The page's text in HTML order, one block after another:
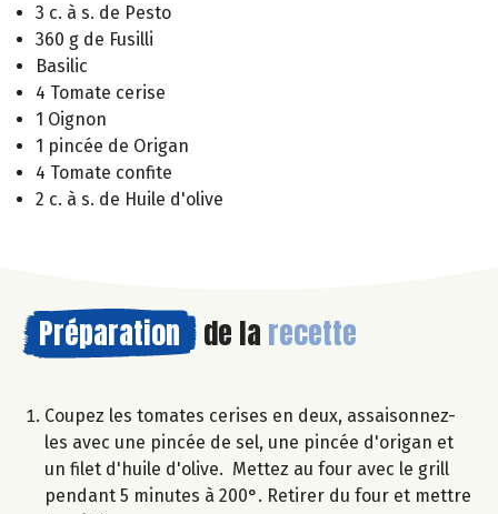
3 c. à s. de Pesto
360 g de Fusilli
Basilic
4 Tomate cerise
1 Oignon
1 pincée de Origan
4 Tomate confite
2 c. à s. de Huile d'olive
Préparation de la recette
Coupez les tomates cerises en deux, assaisonnez-
les avec une pincée de sel, une pincée d'origan et
un filet d'huile d'olive. Mettez au four avec le grill
pendant 5 minutes à 200°. Retirer du four et mettre